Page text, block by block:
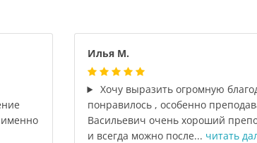
именно
Илья М.
Хочу выразить огромную
понравилось , особенно
Васильевич очень хороший
и всегда можно после... читать